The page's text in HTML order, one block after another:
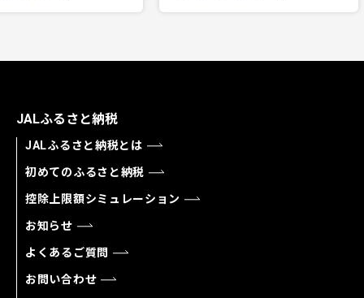
JALふるさと納税
JALふるさと納税とは
初めてのふるさと納税
控除上限額シミュレーション
お知らせ
よくあるご質問
お問い合わせ